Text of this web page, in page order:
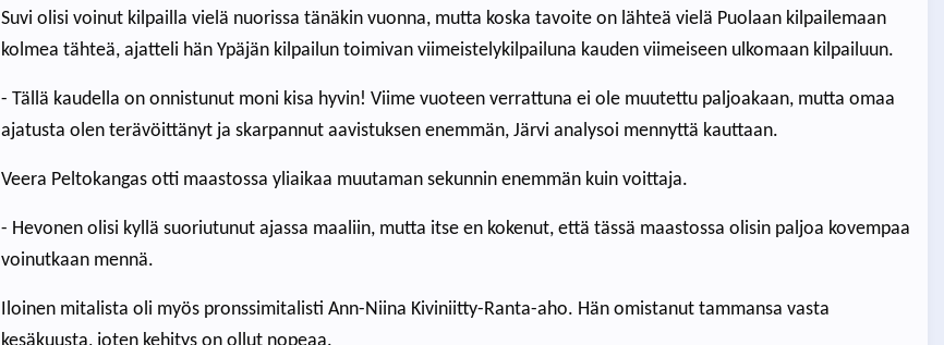
Suvi olisi voinut kilpailla vielä nuorissa tänäkin vuonna, mutta koska tavoite on lähteä vielä Puolaan kilpailemaan
kolmea tähteä, ajatteli hän Ypäjän kilpailun toimivan viimeistelykilpailuna kauden viimeiseen ulkomaan kilpailuun.
- Tällä kaudella on onnistunut moni kisa hyvin! Viime vuoteen verrattuna ei ole muutettu paljoakaan, mutta omaa
ajatusta olen terävöittänyt ja skarpannut aavistuksen enemmän, Järvi analysoi mennyttä kauttaan.
Veera Peltokangas otti maastossa yliaikaa muutaman sekunnin enemmän kuin voittaja.
- Hevonen olisi kyllä suoriutunut ajassa maaliin, mutta itse en kokenut, että tässä maastossa olisin paljoa kovempaa
voinutkaan mennä.
Iloinen mitalista oli myös pronssimitalisti Ann-Niina Kiviniitty-Ranta-aho. Hän omistanut tammansa vasta
kesäkuusta, joten kehitys on ollut nopeaa.